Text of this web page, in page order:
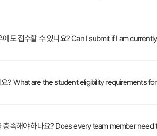
에도 접수할 수 있나요? Can I submit if I am
요? What are the student eligibility requirements
충족해야 하나요? Does every team member